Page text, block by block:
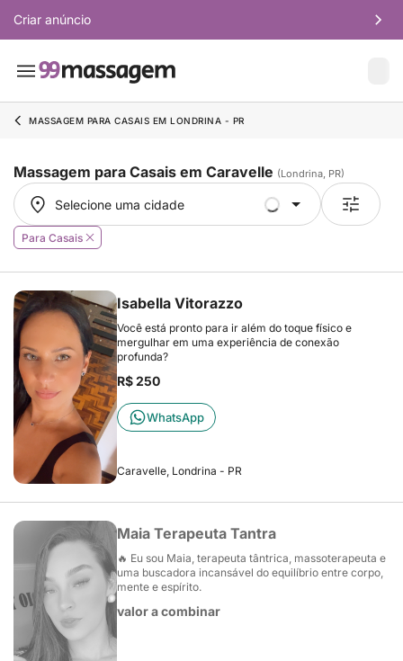
Criar anúncio
MASSAGEM PARA CASAIS EM LONDRINA - PR
Massagem para Casais em Caravelle (Londrina, PR)
Selecione uma cidade
Selecione uma cidade
Para Casais
Isabella Vitorazzo
Você está pronto para ir além do toque físico e
mergulhar em uma experiência de conexão
profunda?
R$ 250
WhatsApp
Caravelle, Londrina - PR
Maia Terapeuta Tantra
🔥 Eu sou Maia, terapeuta tântrica, massoterapeuta e
uma buscadora incansável do equilíbrio entre corpo,
mente e espírito.
valor a combinar